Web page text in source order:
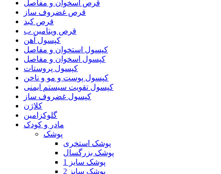
قرص اسخوان و مفاصل
قرص غضروف ساز
قرص کبد
قرص ویتامین ب
کپسول آهن
کپسول استخوان و مفاصل
کپسول اسخوان و مفاصل
کپسول پروستات
کپسول پوست و مو و ناخن
کپسول تقویت سیستم ایمنی
کپسول غضروف ساز
کلاژن
گلوکزامین
مادر و کودک
پوشک
پوشک استخری
پوشک بزرگسال
پوشک سایز 1
پوشک سایز 2